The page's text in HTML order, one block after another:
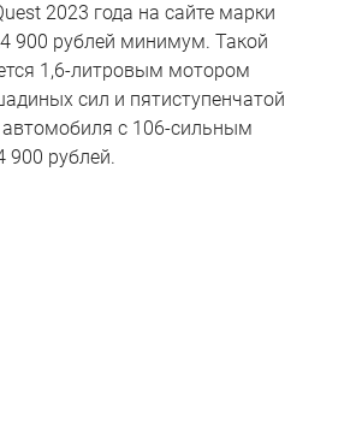
2023 года на сайте марки
900 рублей минимум. Такой
1,6-литровым мотором
сил и пятиступенчатой
автомобиля с 106-сильным
900 рублей.